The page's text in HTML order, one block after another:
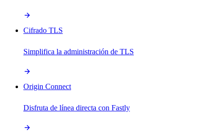
Cifrado TLS
Simplifica la administración de TLS
Origin Connect
Disfruta de línea directa con Fastly